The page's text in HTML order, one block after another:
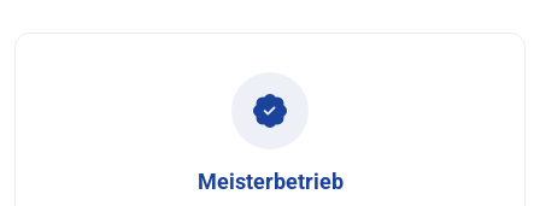
Meisterbetrieb